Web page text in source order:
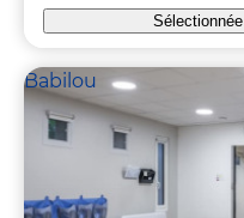
Sélectionnée
Babilou